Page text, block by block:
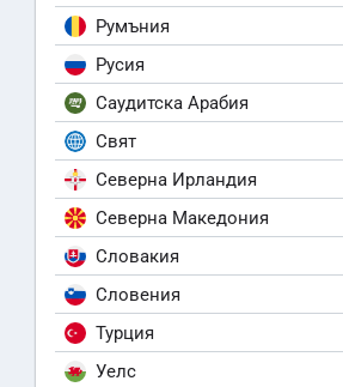
Румъния
Русия
Саудитска Арабия
Свят
Северна Ирландия
Северна Македония
Словакия
Словения
Турция
Уелс